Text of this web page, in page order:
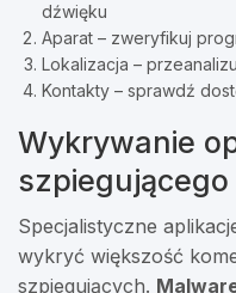
dźwięku
Aparat – zweryfikuj
Lokalizacja –
Kontakty – sprawdź
Wykrywanie
szpiegującego
Specjalistyczne
wykryć większość
szpiegujących.